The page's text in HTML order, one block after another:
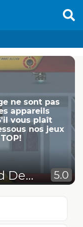
ne ​​sont pas
appareils
vous plaît
nos jeux
Wolverine: Search and Destroy 5.0